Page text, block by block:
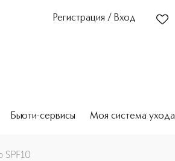
Регистрация / Вход
Бьюти-сервисы Моя система ухода